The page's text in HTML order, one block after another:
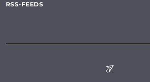
RSS-FEEDS